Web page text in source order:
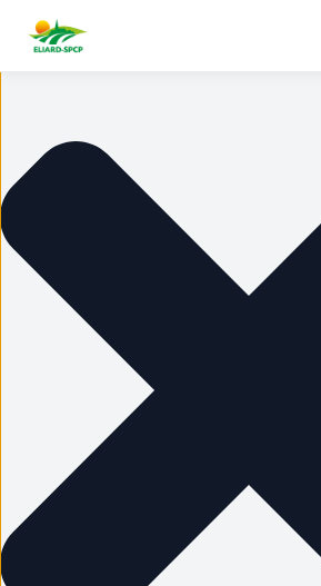
Gérer le consentement